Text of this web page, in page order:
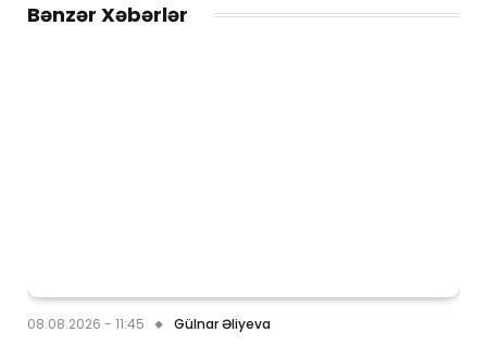
Bənzər Xəbərlər
08.08.2026 - 11:45 Gülnar Əliyeva